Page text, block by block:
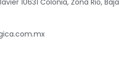
10631 Colonia, Zona Rio, Baja